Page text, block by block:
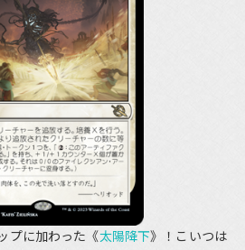
プに加わった《太陽降下》！こいつは